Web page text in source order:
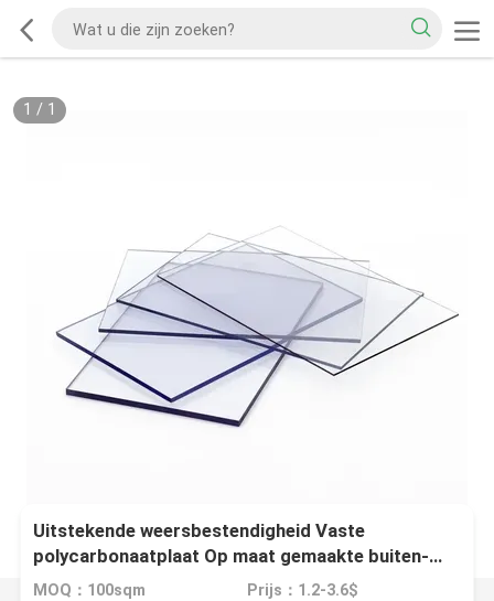
1 / 1
Uitstekende weersbestendigheid Vaste
polycarbonaatplaat Op maat gemaakte buiten-
binnenplaat
MOQ：100sqm Prijs：1.2-3.6$